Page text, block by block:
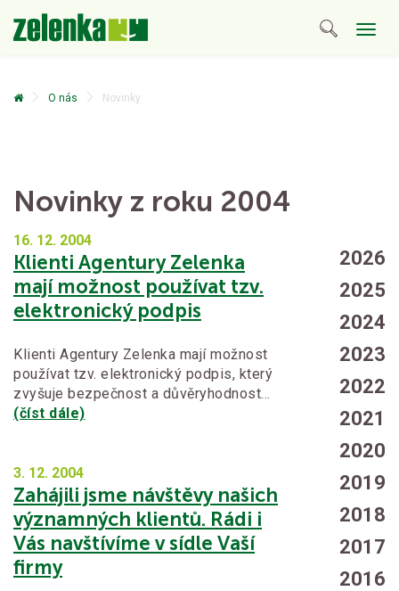
O nás Novinky
Novinky z roku 2004
16. 12. 2004
Klienti Agentury Zelenka
mají možnost používat tzv.
elektronický podpis
Klienti Agentury Zelenka mají možnost
používat tzv. elektronický podpis, který
zvyšuje bezpečnost a důvěryhodnost…
(číst dále)
3. 12. 2004
Zahájili jsme návštěvy našich
významných klientů. Rádi i
Vás navštívíme v sídle Vaší
firmy
2026
2025
2024
2023
2022
2021
2020
2019
2018
2017
2016